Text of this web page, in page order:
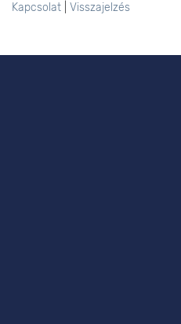
Kapcsolat
Visszajelzés